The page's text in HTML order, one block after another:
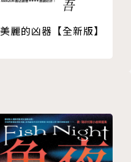
美麗的凶器【全新版】